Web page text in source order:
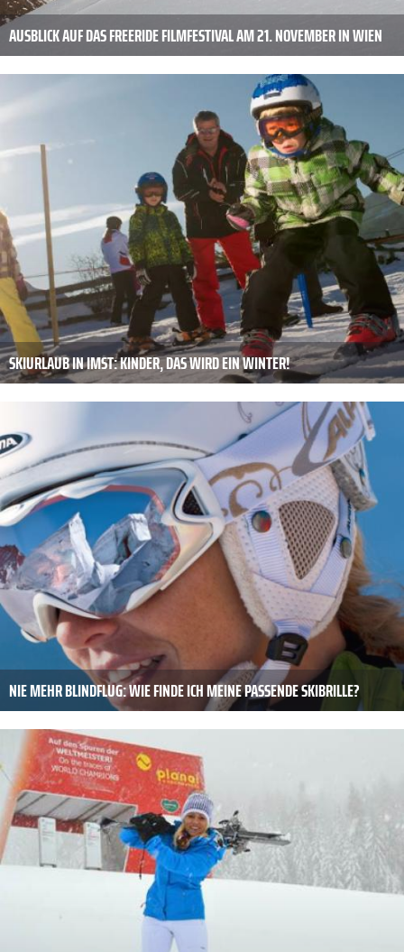
AUSBLICK AUF DAS FREERIDE FILMFESTIVAL AM 21. NOVEMBER IN WIEN
SKIURLAUB IN IMST: KINDER, DAS WIRD EIN WINTER!
NIE MEHR BLINDFLUG: WIE FINDE ICH MEINE PASSENDE SKIBRILLE?